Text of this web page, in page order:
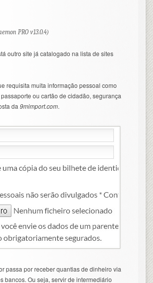
PRO v13.0.4)
outro site já catalogado na lista de sites
requisita muita informação pessoal como
ou cartão de cidadão, segurança
da 9mimport.com.
passa por receber quantias de dinheiro via
bancos. Ou seja, servir de intermediário